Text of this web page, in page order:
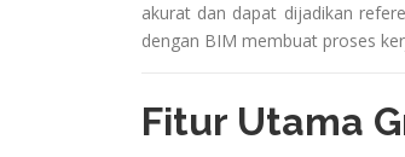
akurat dan dapat dijadikan
dengan BIM membuat proses
Fitur Utama